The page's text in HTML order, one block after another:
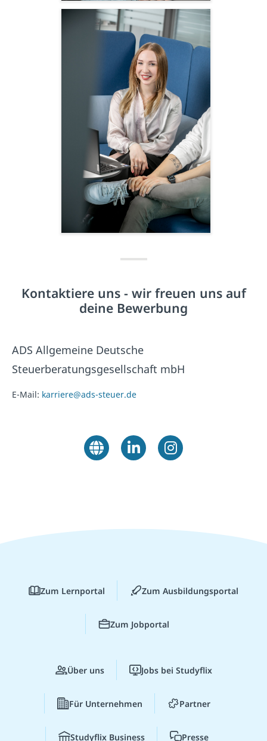
Kontaktiere uns - wir freuen uns auf
deine Bewerbung
ADS Allgemeine Deutsche
Steuerberatungsgesellschaft mbH
E-Mail: karriere@ads-steuer.de
Zum Lernportal Zum Ausbildungsportal
Zum Jobportal
Über uns Jobs bei Studyflix
Für Unternehmen Partner
Studyflix Business Presse